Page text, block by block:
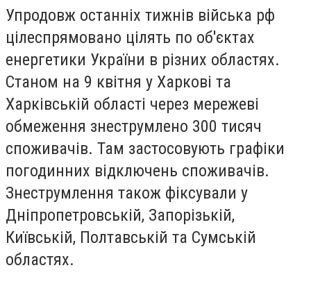
Упродовж останніх тижнів війська рф
цілеспрямовано цілять по об'єктах
енергетики України в різних областях.
Станом на 9 квітня у Харкові та
Харківській області через мережеві
обмеження знеструмлено 300 тисяч
споживачів. Там застосовують графіки
погодинних відключень споживачів.
Знеструмлення також фіксували у
Дніпропетровській, Запорізькій,
Київській, Полтавській та Сумській
областях.